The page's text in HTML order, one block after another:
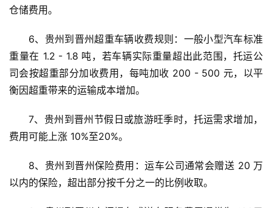
仓储费用。
6、贵州到晋州超重车辆收费规则：一般小型汽车标准
重量在 1.2 - 1.8 吨，若车辆实际重量超出此范围，托运公
司会按超重部分加收费用，每吨加收 200 - 500 元，以平
衡因超重带来的运输成本增加。
7、贵州到晋州节假日或旅游旺季时，托运需求增加，
费用可能上涨 10%至20%。
8、贵州到晋州保险费用：运车公司通常会赠送 20 万
以内的保险，超出部分按千分之一的比例收取。